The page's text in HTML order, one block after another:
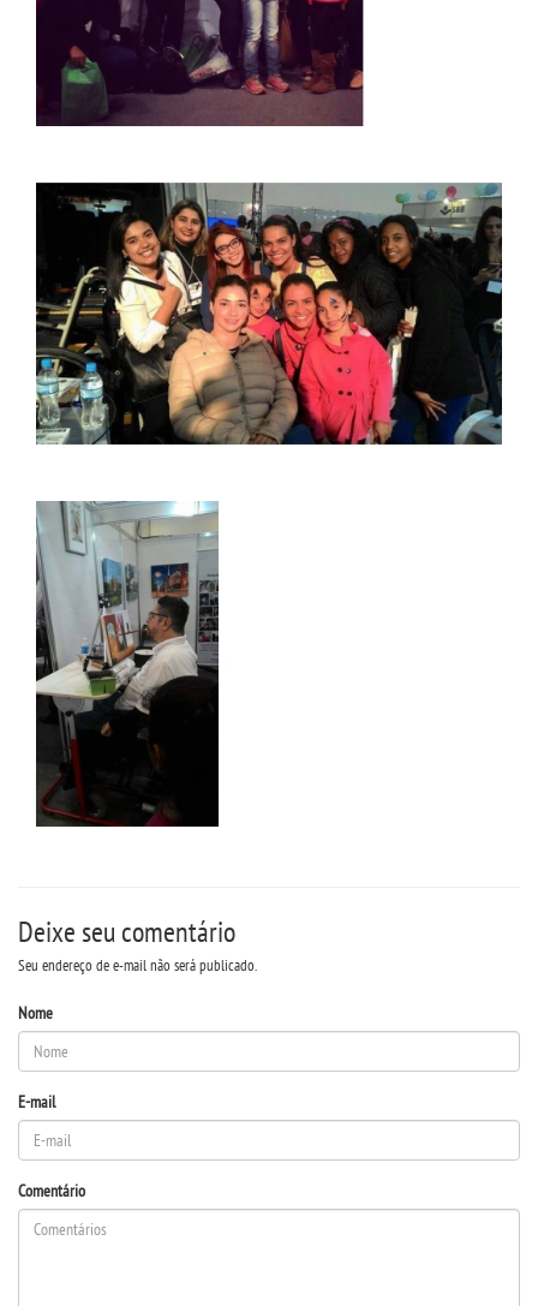
BOLETINS
REPOSITÃ³RIO
DISCENTES
DOCENTES
EAD
EDITAIS
FLUXOS
MANUAIS
MATRIZ
NIVELAMENTO
OUVIDORIA
PORTARIAS
REGIMENTOS
SECRETARIA
Deixe seu comentário
Seu endereço de e-mail não será publicado.
Nome
E-mail
Comentário